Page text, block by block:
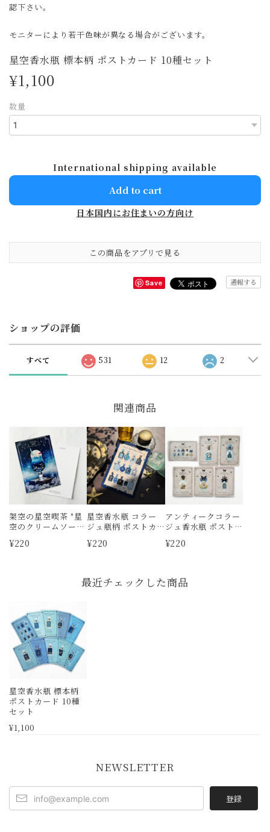
認下さい。
モニターにより若干色味が異なる場合がございます。
星空香水瓶 標本柄 ポストカード 10種セット
¥1,100
数量
International shipping available
Add to cart
日本国内にお住まいの方向け
この商品をアプリで見る
Save 通報する
ショップの評価
すべて 531 12 2
関連商品
架空の星空喫茶 "星
空のクリームソー
¥220
星空香水瓶 コラー
ジュ瓶柄 ポストカ
¥220
アンティークコラー
ジュ香水瓶 ポスト
¥220
最近チェックした商品
星空香水瓶 標本柄
ポストカード 10種
セット
¥1,100
NEWSLETTER
登録